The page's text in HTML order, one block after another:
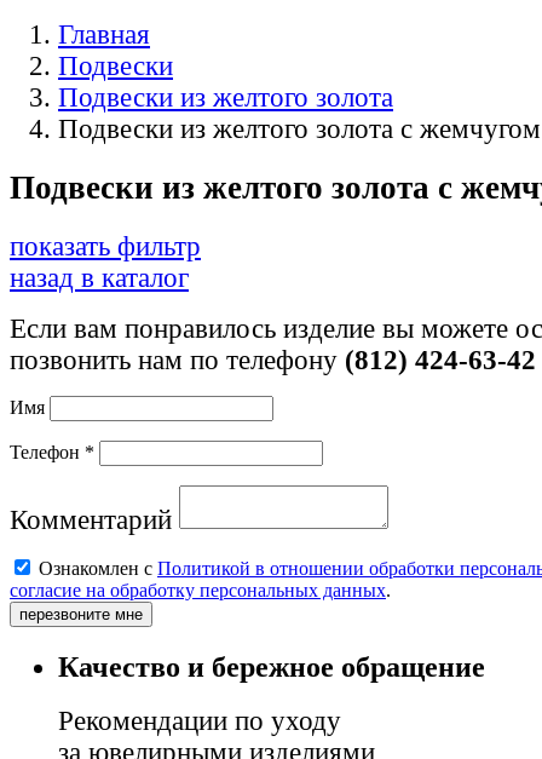
Главная
Подвески
Подвески из желтого золота
Подвески из желтого золота с жемчугом
Подвески из желтого золота с
показать фильтр
назад в каталог
Если вам понравилось изделие вы можете
позвонить нам по телефону (812) 424-63-42
Имя
Телефон *
Комментарий
Ознакомлен с Политикой в отношении обработки
согласие на обработку персональных данных.
перезвоните мне
Качество и бережное обращение
Рекомендации по уходу
за ювелирными изделиями